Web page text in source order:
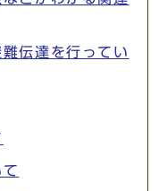
伝達を行ってい